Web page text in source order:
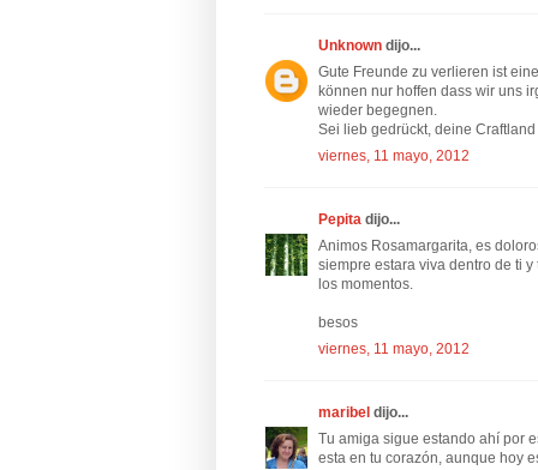
Unknown dijo...
Gute Freunde zu verlieren ist
können nur hoffen dass wir uns
wieder begegnen.
Sei lieb gedrückt, deine Craftland
viernes, 11 mayo, 2012
Pepita dijo...
Animos Rosamargarita, es
siempre estara viva dentro de ti
los momentos.
besos
viernes, 11 mayo, 2012
maribel dijo...
Tu amiga sigue estando ahí por
esta en tu corazón, aunque hoy